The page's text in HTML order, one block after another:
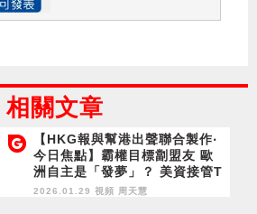
相關文章
【HKG報與幫港出聲聯合製作‧
今日焦點】霸權目標劏盟友 歐
洲自主是「發夢」？ 美資接管T
ikTok掀出走潮 美國人寧信中資
2026.01.29 視頻 周天慧